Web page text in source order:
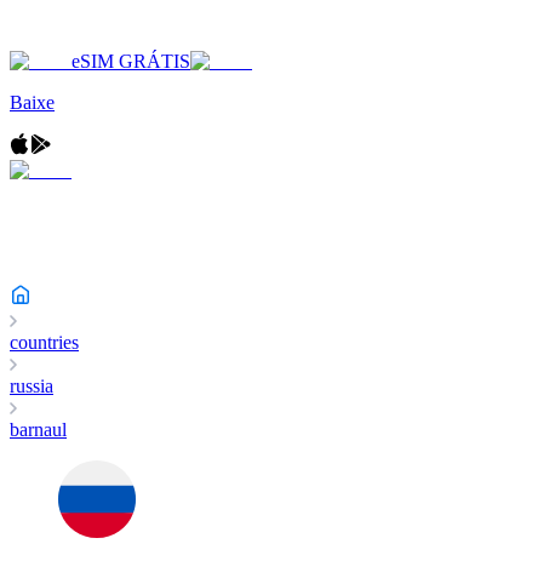
eSIM GRÁTIS
Baixe
countries
russia
barnaul